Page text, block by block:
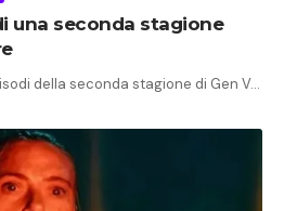
una seconda stagione
della seconda stagione di Gen V…